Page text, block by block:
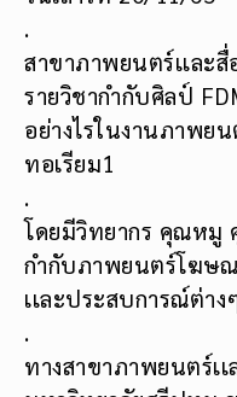
.
สาขาภาพยนตร์เเละ
รายวิชากำกับศิลป์
อย่างไรในงานภาพย
ทอเรียม1
.
โดยมีวิทยากร คุณหมู
กำกับภาพยนตร์โฆษ
เเละประสบการณ์ต่าง
.
ทางสาขาภาพยนตร์เ